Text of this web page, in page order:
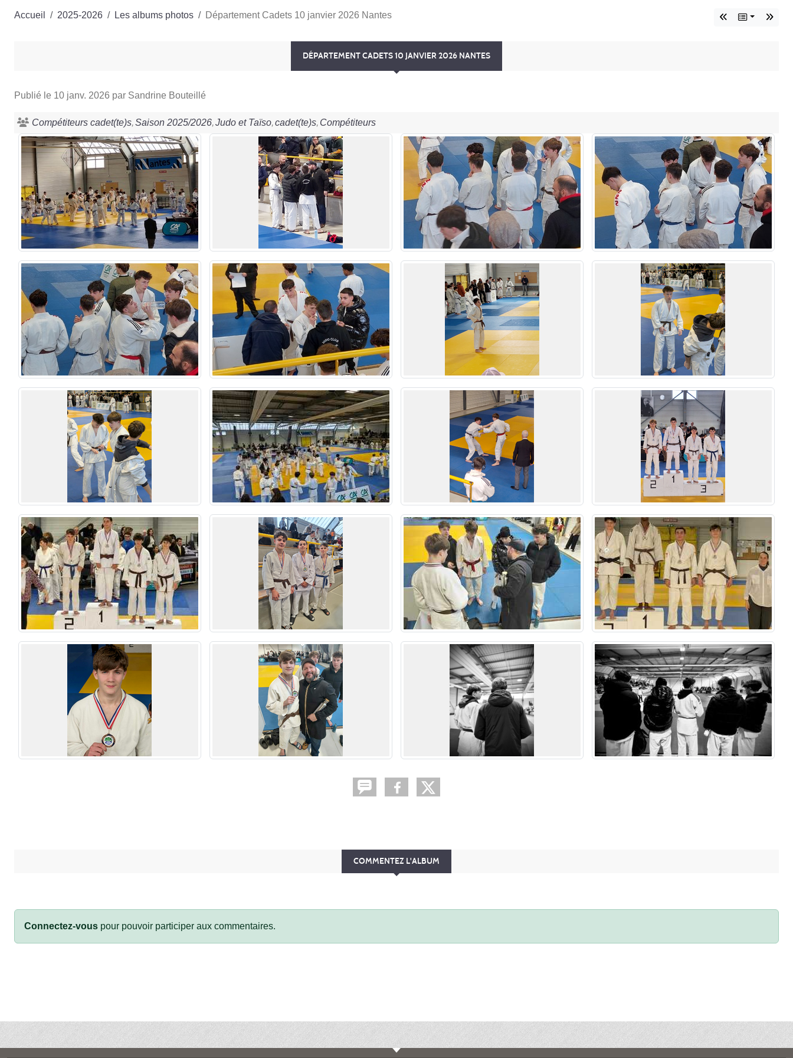
Accueil 2025-2026 Les albums photos Département Cadets 10 janvier 2026 Nantes
DÉPARTEMENT CADETS 10 JANVIER 2026 NANTES
Publié le 10 janv. 2026 par Sandrine Bouteillé
Compétiteurs cadet(te)s Saison 2025/2026 Judo et Taïso cadet(te)s Compétiteurs
COMMENTEZ L'ALBUM
Connectez-vous pour pouvoir participer aux commentaires.